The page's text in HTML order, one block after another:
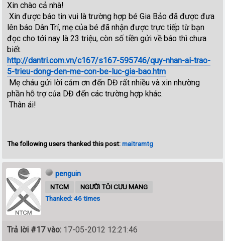
Xin chào cả nhà!
Xin được báo tin vui là trường hợp bé Gia Bảo đã được đưa
lên báo Dân Trí, mẹ của bé đã nhận được trực tiếp từ bạn
đọc cho tới nay là 23 triệu, còn số tiền gửi về báo thì chưa
biết.
http://dantri.com.vn/c167/s167-595746/quy-nhan-ai-trao-
5-trieu-dong-den-me-con-be-luc-gia-bao.htm
Mẹ cháu gửi lời cảm ơn đến DĐ rất nhiều và xin nhường
phần hỗ trợ của DĐ đến các trường hợp khác.
Thân ái!
The following users thanked this post:maitramtg
penguin
NTCM
NGƯỜI TÔI CƯU MANG
Thanked: 46 times
Trả lời #17 vào: 17-05-2012 12:21:46